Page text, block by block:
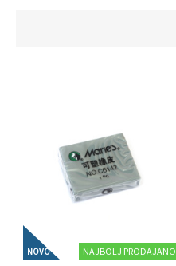
NOVO NAJBOLJ PRODAJANO